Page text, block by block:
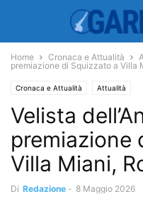
Home Cronaca e Attualità
premiazione di Squizzato a Villa
Cronaca e Attualità Attualità
Velista
premiazione
Villa Miani,
Di Redazione - 8 Maggio 2026